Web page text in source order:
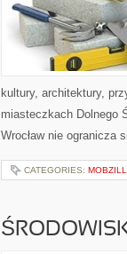
kultury, architektury,
miasteczkach Dolnego
Wrocław nie ogranicza
CATEGORIES: